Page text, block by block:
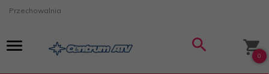
Przechowalnia
0